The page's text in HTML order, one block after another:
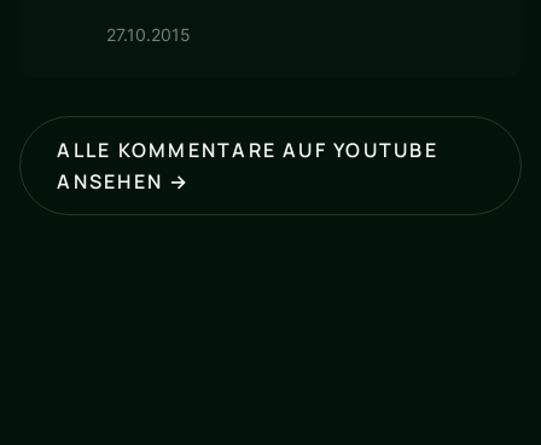
27.10.2015
ALLE KOMMENTARE AUF YOUTUBE
ANSEHEN →